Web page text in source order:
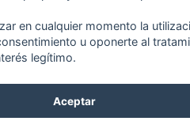
en cualquier momento la
u oponerte al
legítimo.
Aceptar